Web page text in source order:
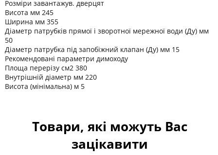
Розміри завантажув. дверцят
Висота мм 245
Ширина мм 355
Діаметр патрубків прямої і зворотної мережної води (Ду) мм
50
Діаметр патрубка під запобіжний клапан (Ду) мм 15
Рекомендовані параметри димоходу
Площа перерізу см2 380
Внутрішній діаметр мм 220
Висота (мінімальна) м 5
Товари, які можуть Вас
зацікавити